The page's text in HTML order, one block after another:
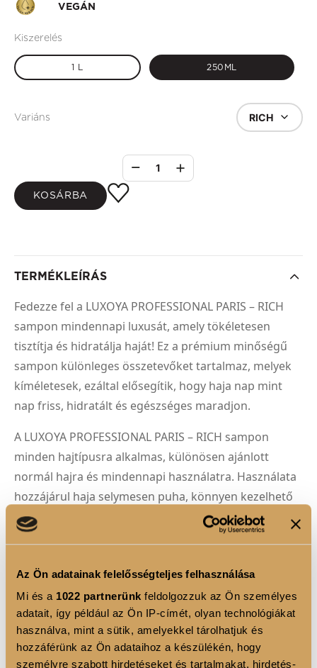
Az Ön adatainak felelősségteljes felhasználása
Mi és a 1022 partnerünk feldolgozzuk az Ön személyes
adatait, így például az Ön IP-címét, olyan technológiákat
használva, mint a sütik, amelyekkel tárolhatjuk és
hozzáférünk az Ön adataihoz a készülékén, hogy
személyre szabott hirdetéseket és tartalmakat, hirdetés-
VEGÁN
Kiszerelés
1 L 250ML
Variáns RICH
1
KOSÁRBA
TERMÉKLEÍRÁS
Fedezze fel a LUXOYA PROFESSIONAL PARIS – RICH
sampon mindennapi luxusát, amely tökéletesen
tisztítja és hidratálja haját! Ez a prémium minőségű
sampon különleges összetevőket tartalmaz, melyek
kíméletesek, ezáltal elősegítik, hogy haja nap mint
nap friss, hidratált és egészséges maradjon.
A LUXOYA PROFESSIONAL PARIS – RICH sampon
minden hajtípusra alkalmas, különösen ajánlott
normál hajra és mindennapi használatra. Használata
hozzájárul haja selymesen puha, könnyen kezelhető
és ragyogó megjelenéséhez.
Élvezze a professzionális hajápolás luxusát
otthonában a LUXOYA PROFESSIONAL PARIS – RICH